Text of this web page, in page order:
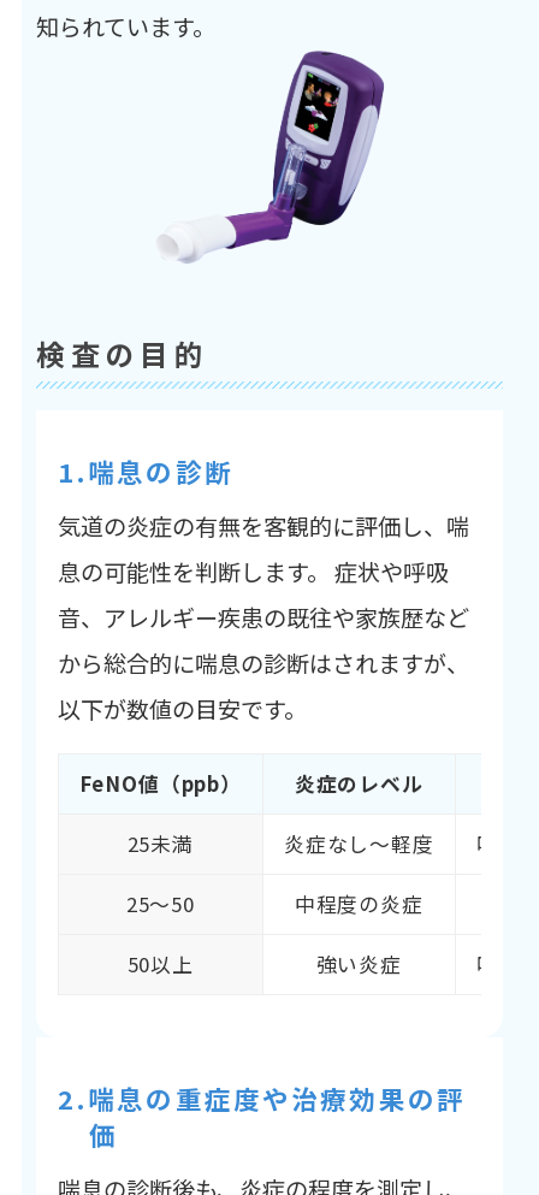
知られています。
検査の目的
1.喘息の診断
気道の炎症の有無を客観的に評価し、喘
息の可能性を判断します。 症状や呼吸
音、アレルギー疾患の既往や家族歴など
から総合的に喘息の診断はされますが、
以下が数値の目安です。
FeNO値（ppb） 炎症のレベル
25未満 炎症なし～軽度 喘息
25～50 中程度の炎症
50以上 強い炎症 喘息
2.喘息の重症度や治療効果の評
価